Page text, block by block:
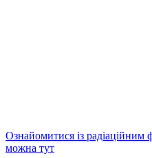
Ознайомитися із радіаційним
можна тут